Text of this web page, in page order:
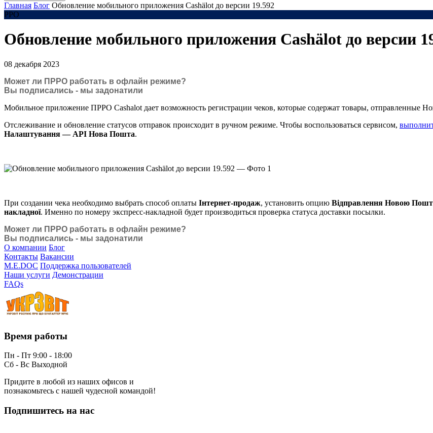
Главная Блог Обновление мобильного приложения Cashӓlot до версии 19.592
РРО
Обновление мобильного приложения Cashӓlot до версии
08 декабря 2023
Может ли ПРРО работать в офлайн режиме?
Вы подписались - мы задонатили
Мобильное приложение ПРРО Cashalot дает возможность регистрации чеков, которые содержат товары, отправленные
Отслеживание и обновление статусов отправок происходит в ручном режиме. Чтобы воспользоваться сервисом,
Налаштування — API Нова Пошта.
При создании чека необходимо выбрать способ оплаты Інтернет-продаж, установить опцию Відправлення Новою
накладної. Именно по номеру экспресс-накладной будет производиться проверка статуса доставки посылки.
Может ли ПРРО работать в офлайн режиме?
Вы подписались - мы задонатили
О компании Блог
Контакты Вакансии
M.E.DOC Поддержка пользователей
Наши услуги Демонстрации
FAQs
Время работы
Пн - Пт 9:00 - 18:00
Сб - Вс Выходной
Придите в любой из наших офисов и
познакомьтесь с нашей чудесной командой!
Подпишитесь на нас